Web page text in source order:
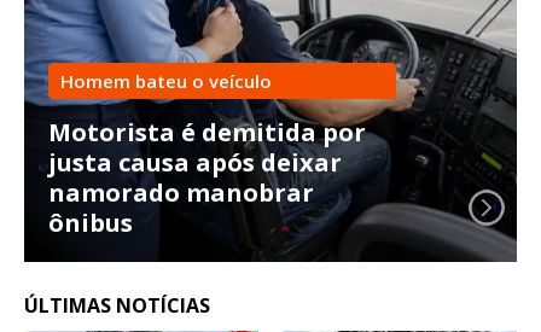
Homem bateu o veículo
Motorista é demitida por
justa causa após deixar
namorado manobrar
ônibus
ÚLTIMAS NOTÍCIAS